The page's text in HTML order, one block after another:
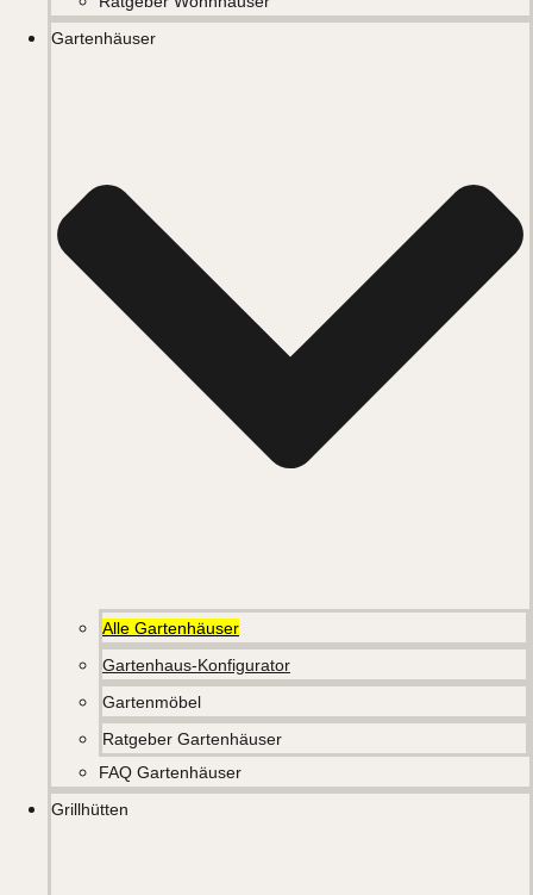
Gartenhäuser
Alle Gartenhäuser
Gartenhaus-Konfigurator
Gartenmöbel
Ratgeber Gartenhäuser
FAQ Gartenhäuser
Grillhütten